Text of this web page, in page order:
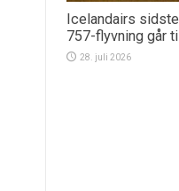
Icelandairs
757-flyvning går
28. juli 2026